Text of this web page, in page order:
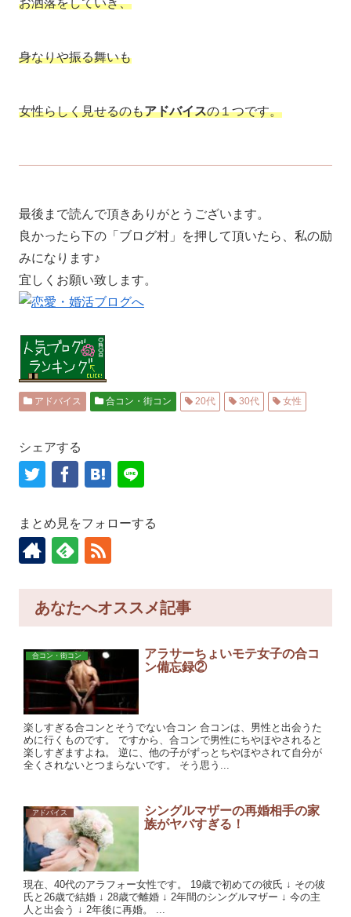
お洒落をしていき、
身なりや振る舞いも
女性らしく見せるのもアドバイスの１つです。
最後まで読んで頂きありがとうございます。
良かったら下の「ブログ村」を押して頂いたら、私の励
みになります♪
宜しくお願い致します。
アドバイス 合コン・街コン 20代 30代 女性
シェアする
まとめ見をフォローする
あなたへオススメ記事
合コン・街コン
アラサーちょいモテ女子の合コ
ン備忘録②
楽しすぎる合コンとそうでない合コン 合コンは、男性と出会うた
めに行くものです。 ですから、合コンで男性にちやほやされると
楽しすぎますよね。 逆に、他の子がずっとちやほやされて自分が
全くされないとつまらないです。 そう思う...
アドバイス
シングルマザーの再婚相手の家
族がヤバすぎる！
現在、40代のアラフォー女性です。 19歳で初めての彼氏 ↓ その彼
氏と26歳で結婚 ↓ 28歳で離婚 ↓ 2年間のシングルマザー ↓ 今の主
人と出会う ↓ 2年後に再婚。 ...